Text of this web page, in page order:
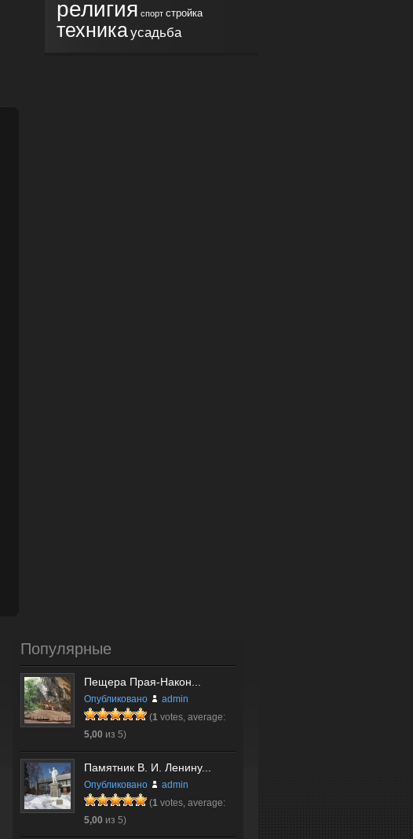
религия спорт стройка
техникаусадьба
Популярные
Пещера Прая-Након...
Опубликовано
admin
(1 votes, average:
5,00 из 5)
Памятник В. И. Ленину...
Опубликовано
admin
(1 votes, average:
5,00 из 5)